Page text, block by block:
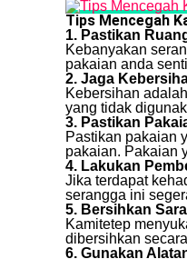
Tips Mencegah
1. Pastikan
Kebanyakan
pakaian anda
2. Jaga
Kebersihan
yang tidak
3. Pastikan
Pastikan pakaian
pakaian. Pakaian
4. Lakukan
Jika terdapat
serangga ini
5. Bersihkan
Kamitetep
dibersihkan
6. Gunakan